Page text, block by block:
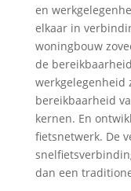
en
elkaar in
woningbouw
de
werkgelegenheid
bereikbaarheid
kernen. En
fietsnetwerk. De
dan een